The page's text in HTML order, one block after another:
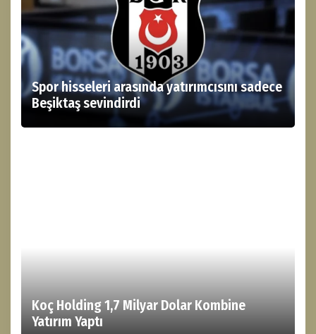
Spor hisseleri arasında yatırımcısını sadece
Beşiktaş sevindirdi
Koç Holding 1,7 Milyar Dolar Kombine
Yatırım Yaptı